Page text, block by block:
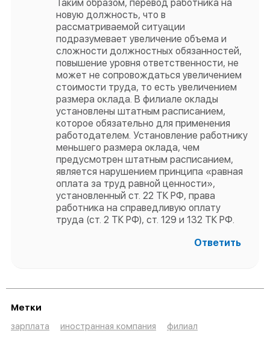
Таким образом, перевод работника на
новую должность, что в
рассматриваемой ситуации
подразумевает увеличение объема и
сложности должностных обязанностей,
повышение уровня ответственности, не
может не сопровождаться увеличением
стоимости труда, то есть увеличением
размера оклада. В филиале оклады
установлены штатным расписанием,
которое обязательно для применения
работодателем. Установление работнику
меньшего размера оклада, чем
предусмотрен штатным расписанием,
является нарушением принципа «равная
оплата за труд равной ценности»,
установленный ст. 22 ТК РФ, права
работника на справедливую оплату
труда (ст. 2 ТК РФ), ст. 129 и 132 ТК РФ.
Ответить
Метки
зарплата
иностранная компания филиал